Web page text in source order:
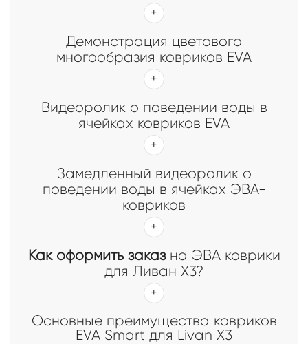
Демонстрация цветового
многообразия ковриков EVA
Видеоролик о поведении воды в
ячейках ковриков EVA
Замедленный видеоролик о
поведении воды в ячейках ЭВА-
ковриков
Как оформить заказна ЭВА коврики
для Ливан X3?
Основные преимущества ковриков
EVA Smart для Livan X3